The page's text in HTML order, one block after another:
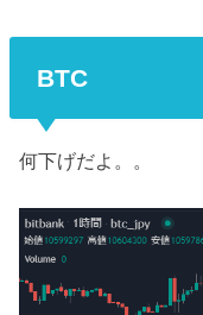
BTC
何下げだよ。。